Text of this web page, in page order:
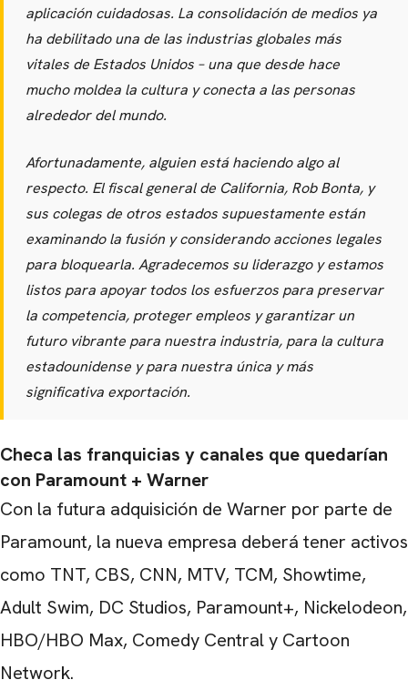
aplicación cuidadosas. La consolidación de medios ya
ha debilitado una de las industrias globales más
vitales de Estados Unidos – una que desde hace
mucho moldea la cultura y conecta a las personas
alrededor del mundo.
Afortunadamente, alguien está haciendo algo al
respecto. El fiscal general de California, Rob Bonta, y
sus colegas de otros estados supuestamente están
examinando la fusión y considerando acciones legales
para bloquearla. Agradecemos su liderazgo y estamos
listos para apoyar todos los esfuerzos para preservar
la competencia, proteger empleos y garantizar un
futuro vibrante para nuestra industria, para la cultura
estadounidense y para nuestra única y más
significativa exportación.
Checa las franquicias y canales que quedarían
con Paramount + Warner
Con la futura adquisición de Warner por parte de
Paramount, la nueva empresa deberá tener activos
como TNT, CBS, CNN, MTV, TCM, Showtime,
Adult Swim, DC Studios, Paramount+, Nickelodeon,
HBO/HBO Max, Comedy Central y Cartoon
Network.